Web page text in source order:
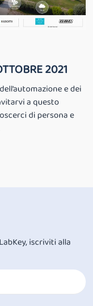
2021
e dei
a questo
di persona e
iscriviti alla